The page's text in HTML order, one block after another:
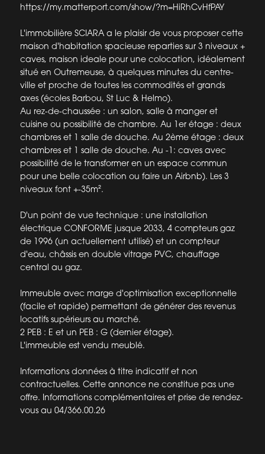
https://my.matterport.com/show/?m=HiRhCvHfPAY
L'immobilière SCIARA a le plaisir de vous proposer cette
maison d'habitation spacieuse reparties sur 3 niveaux +
caves, maison ideale pour une colocation, idéalement
situé en Outremeuse, à quelques minutes du centre-
ville et proche de toutes les commodités et grands
axes (écoles Barbou, St Luc & Helmo).
Au rez-de-chaussée : un salon, salle à manger et
cuisine ou possibilité de chambre. Au 1er étage : deux
chambres et 1 salle de douche. Au 2ème étage : deux
chambres et 1 salle de douche. Au -1: caves avec
possibilité de le transformer en un espace commun
pour une belle colocation ou faire un Airbnb). Les 3
niveaux font +-35m².
D'un point de vue technique : une installation
électrique CONFORME jusque 2033, 4 compteurs gaz
de 1996 (un actuellement utilisé) et un compteur
d'eau, châssis en double vitrage PVC, chauffage
central au gaz.
Immeuble avec marge d'optimisation exceptionnelle
(facile et rapide) permettant de générer des revenus
locatifs supérieurs au marché.
2 PEB : E et un PEB : G (dernier étage).
L'immeuble est vendu meublé.
Informations données à titre indicatif et non
contractuelles. Cette annonce ne constitue pas une
offre. Informations complémentaires et prise de rendez-
vous au 04/366.00.26